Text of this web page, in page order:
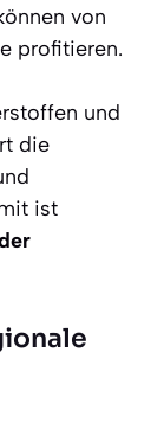
von
profitieren.
und
die
ist